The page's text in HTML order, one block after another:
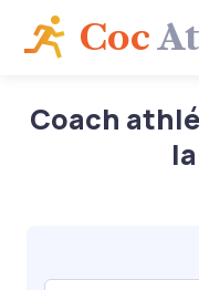
Coc
Coach